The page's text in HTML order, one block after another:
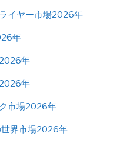
イヤー市場2026年
年
年
年
市場2026年
界市場2026年